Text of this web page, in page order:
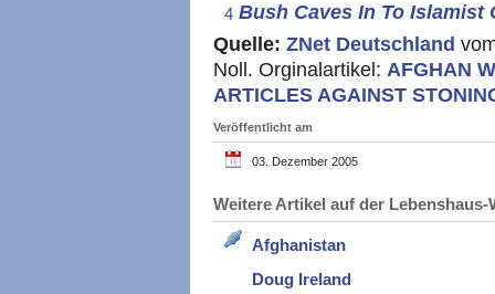
4 Bush Caves In To
Quelle: ZNet Deutschland
Noll. Orginalartikel: AFGHAN
ARTICLES AGAINST
Veröffentlicht am
03. Dezember 2005
Weitere Artikel auf der
Afghanistan
Doug Ireland